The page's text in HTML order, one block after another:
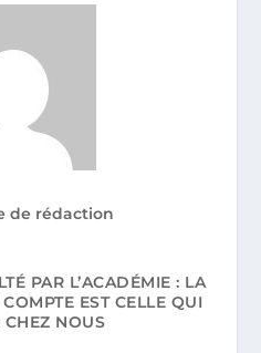
de rédaction
PAR L’ACADÉMIE : LA
EST CELLE QUI
NOUS